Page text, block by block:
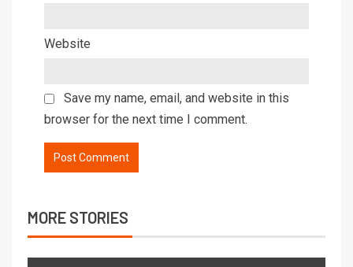
Website
Save my name, email, and website in this
browser for the next time I comment.
MORE STORIES